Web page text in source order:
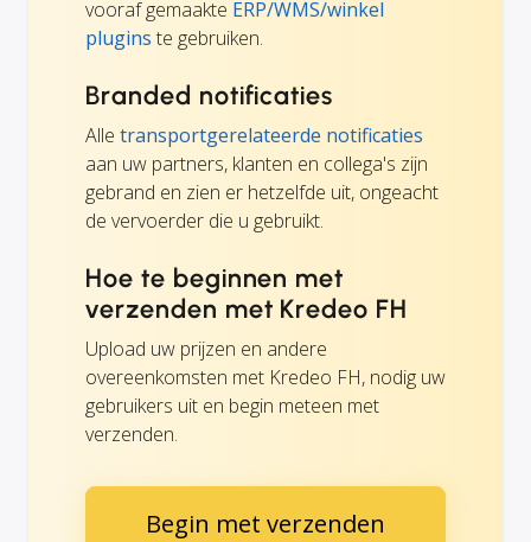
vooraf gemaakte ERP/WMS/winkel
plugins te gebruiken.
Branded notificaties
Alle transportgerelateerde notificaties
aan uw partners, klanten en collega's zijn
gebrand en zien er hetzelfde uit, ongeacht
de vervoerder die u gebruikt.
Hoe te beginnen met
verzenden met Kredeo FH
Upload uw prijzen en andere
overeenkomsten met Kredeo FH, nodig uw
gebruikers uit en begin meteen met
verzenden.
Begin met verzenden